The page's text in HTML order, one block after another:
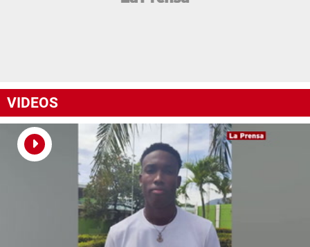
VIDEOS